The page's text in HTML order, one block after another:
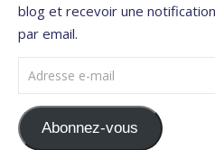
blog et recevoir une
par email.
Adresse e-mail
Abonnez-vous